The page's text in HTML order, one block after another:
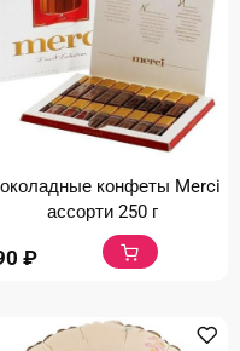
конфеты Merci
ассорти 250 г
₽